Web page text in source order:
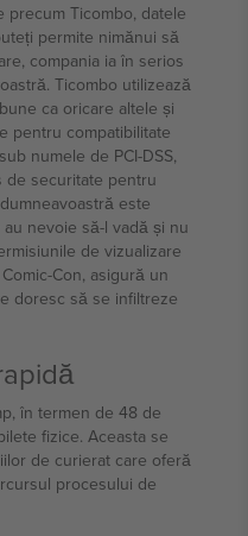
precum Ticombo, datele
permite nimănui să
compania ia în serios
Ticombo utilizează
ca oricare altele și
pentru compatibilitate
numele de PCI-DSS,
de securitate pentru
este
nevoie să-l vadă și nu
de vizualizare
Con, asigură un
doresc să se infiltreze
în termen de 48 de
fizice. Aceasta se
de curierat care oferă
procesului de